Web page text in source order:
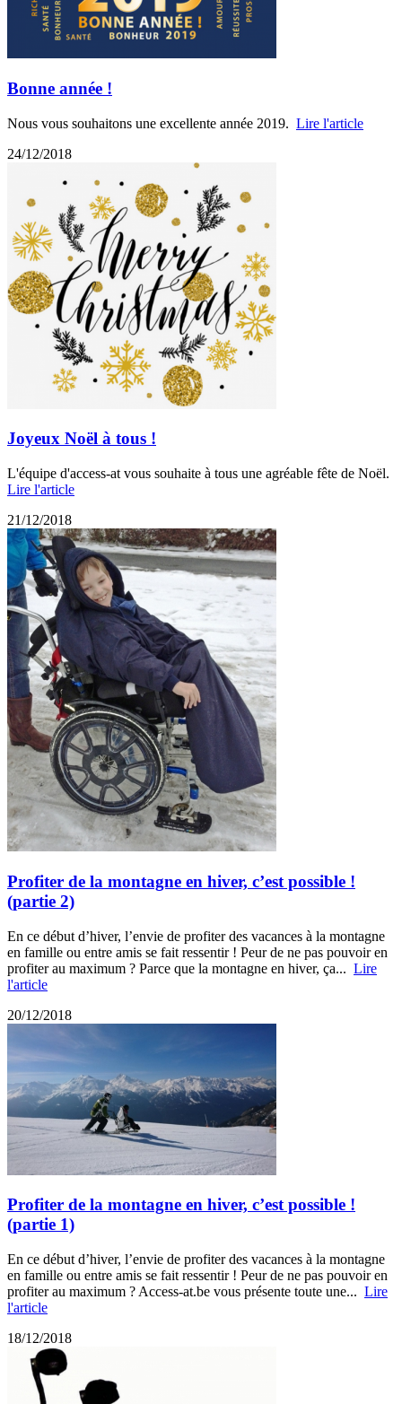
Bonne année !
Nous vous souhaitons une excellente année 2019. Lire l'article
24/12/2018
Joyeux Noël à tous !
L'équipe d'access-at vous souhaite à tous une agréable fête de Noël.
Lire l'article
21/12/2018
Profiter de la montagne en hiver, c’est possible !
(partie 2)
En ce début d’hiver, l’envie de profiter des vacances à la montagne
en famille ou entre amis se fait ressentir ! Peur de ne pas pouvoir en
profiter au maximum ? Parce que la montagne en hiver, ça... Lire
l'article
20/12/2018
Profiter de la montagne en hiver, c’est possible !
(partie 1)
En ce début d’hiver, l’envie de profiter des vacances à la montagne
en famille ou entre amis se fait ressentir ! Peur de ne pas pouvoir en
profiter au maximum ? Access-at.be vous présente toute une... Lire
l'article
18/12/2018